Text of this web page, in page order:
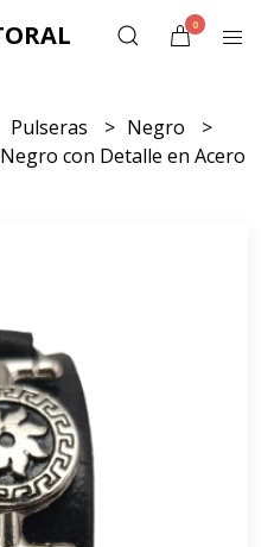
0
Pulseras
Negro
con Detalle en Acero